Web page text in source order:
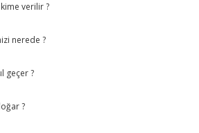
verilir ?
nerede ?
geçer ?
?